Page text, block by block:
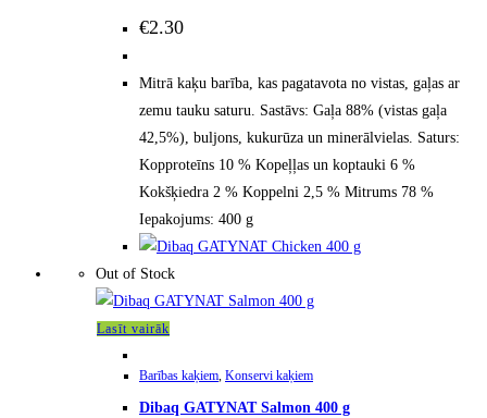
€2.30
Mitrā kaķu barība, kas pagatavota no vistas, gaļas ar
zemu tauku saturu. Sastāvs: Gaļa 88% (vistas gaļa
42,5%), buljons, kukurūza un minerālvielas. Saturs:
Kopproteīns 10 % Kopeļļas un koptauki 6 %
Kokšķiedra 2 % Koppelni 2,5 % Mitrums 78 %
Iepakojums: 400 g
Out of Stock
Lasīt vairāk
Barības kaķiem Konservi kaķiem
Dibaq GATYNAT Salmon 400 g